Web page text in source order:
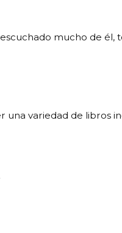
mucho de él,
una variedad de libros